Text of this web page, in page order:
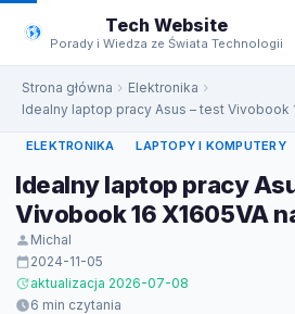
do
treści
Tech Website
Porady i Wiedza ze Świata Technologii
Strona główna
Elektronika
Idealny laptop pracy Asus – test Vivobook
ELEKTRONIKA LAPTOPY I KOMPUTERY
Idealny laptop pracy
Vivobook 16 X1605VA
Michal
2024-11-05
aktualizacja 2026-07-08
6 min czytania